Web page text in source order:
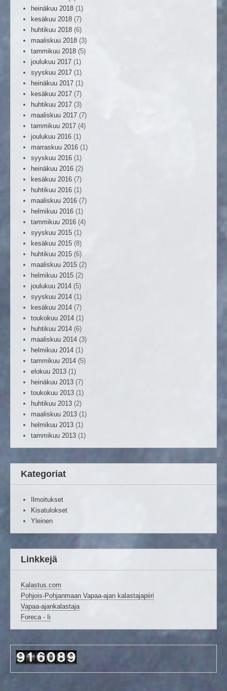
heinäkuu 2018 (1)
kesäkuu 2018 (7)
huhtikuu 2018 (6)
maaliskuu 2018 (3)
tammikuu 2018 (5)
joulukuu 2017 (1)
syyskuu 2017 (1)
heinäkuu 2017 (1)
kesäkuu 2017 (7)
huhtikuu 2017 (3)
maaliskuu 2017 (7)
tammikuu 2017 (4)
joulukuu 2016 (1)
marraskuu 2016 (1)
syyskuu 2016 (1)
heinäkuu 2016 (2)
kesäkuu 2016 (7)
huhtikuu 2016 (1)
maaliskuu 2016 (7)
helmikuu 2016 (1)
tammikuu 2016 (4)
syyskuu 2015 (1)
kesäkuu 2015 (8)
huhtikuu 2015 (6)
maaliskuu 2015 (2)
helmikuu 2015 (2)
joulukuu 2014 (5)
syyskuu 2014 (1)
kesäkuu 2014 (7)
toukokuu 2014 (1)
huhtikuu 2014 (6)
maaliskuu 2014 (3)
helmikuu 2014 (1)
tammikuu 2014 (5)
elokuu 2013 (1)
heinäkuu 2013 (7)
toukokuu 2013 (1)
huhtikuu 2013 (2)
maaliskuu 2013 (1)
helmikuu 2013 (1)
tammikuu 2013 (1)
Kategoriat
Ilmoitukset
Kisatulokset
Yleinen
Linkkejä
Kalastus.com
Pohjois-Pohjanmaan Vapaa-ajan kalastajapiiri
Vapaa-ajankalastaja
Foreca - Ii